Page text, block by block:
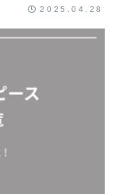
2025.04.28